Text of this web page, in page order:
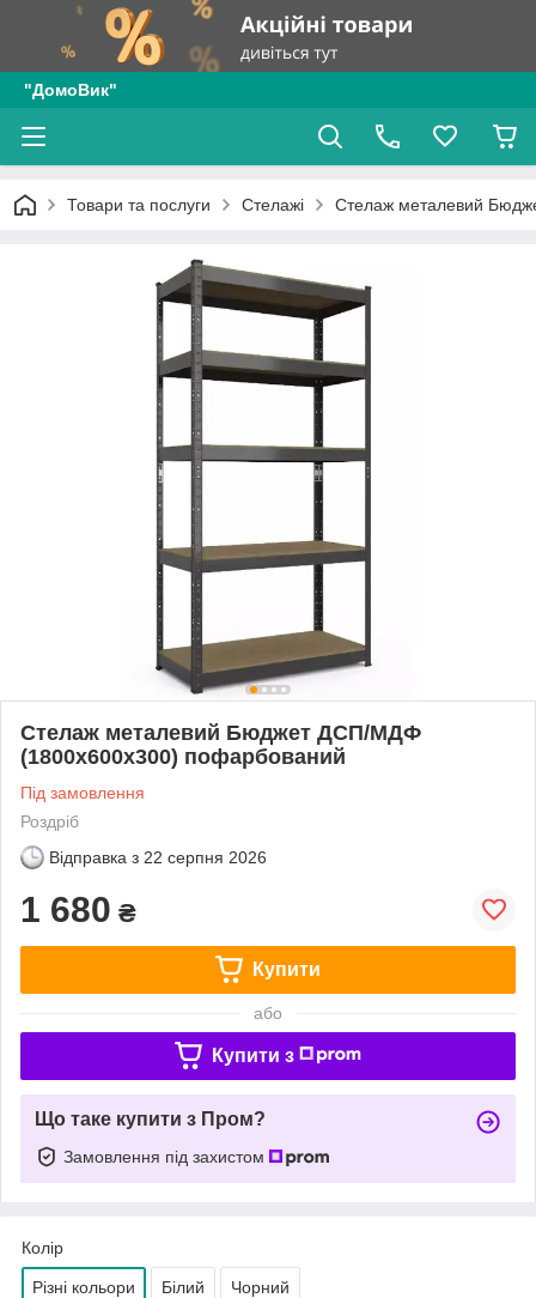
"ДомоВик"
Товари та послуги Стелажі Стелаж металевий
Стелаж металевий Бюджет ДСП/МДФ
(1800х600х300) пофарбований
Під замовлення
Роздріб
Відправка з 22 серпня 2026
1 680 ₴
Купити
або
Купити з
Що таке купити з Пром?
Замовлення під захистом
Колір
Різні кольори Білий Чорний